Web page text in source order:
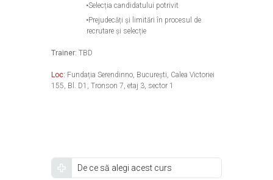
Selecția candidatului potrivit
Prejudecăți și limitări în procesul de
recrutare și selecție
Trainer: TBD
Loc: Fundația Serendinno, București, Calea Victoriei
155, Bl. D1, Tronson 7, etaj 3, sector 1
De ce să alegi acest curs